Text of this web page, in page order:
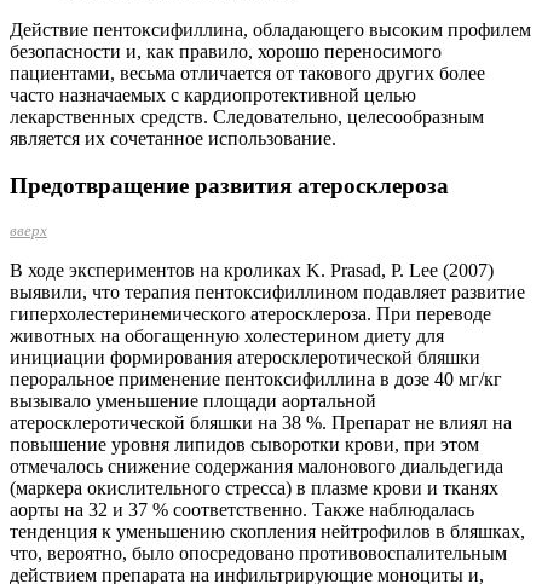
Действие пентоксифиллина, обладающего высоким профилем
безопасности и, как правило, хорошо переносимого
пациентами, весьма отличается от такового других более
часто назначаемых с кардиопротективной целью
лекарственных средств. Следовательно, целесообразным
является их сочетанное использование.
Предотвращение развития атеросклероза
вверх
В ходе экспериментов на кроликах K. Prasad, P. Lee (2007)
выявили, что терапия пентоксифиллином подавляет развитие
гиперхолестеринемического атеросклероза. При переводе
животных на обогащенную холестерином диету для
инициации формирования атеросклеротической бляшки
пероральное применение пентоксифиллина в дозе 40 мг/кг
вызывало уменьшение площади аортальной
атеросклеротической бляшки на 38 %. Препарат не влиял на
повышение уровня липидов сыворотки крови, при этом
отмечалось снижение содержания малонового диальдегида
(маркера окислительного стресса) в плазме крови и тканях
аорты на 32 и 37 % соответственно. Также наблюдалась
тенденция к уменьшению скопления нейтрофилов в бляшках,
что, вероятно, было опосредовано противовоспалительным
действием препарата на инфильтрирующие моноциты и,